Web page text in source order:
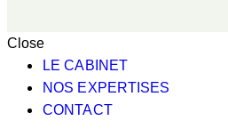
Close
LE CABINET
NOS EXPERTISES
CONTACT